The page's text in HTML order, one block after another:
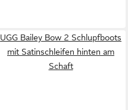
UGG Bailey Bow 2 Schlupfboots
mit Satinschleifen hinten am
Schaft